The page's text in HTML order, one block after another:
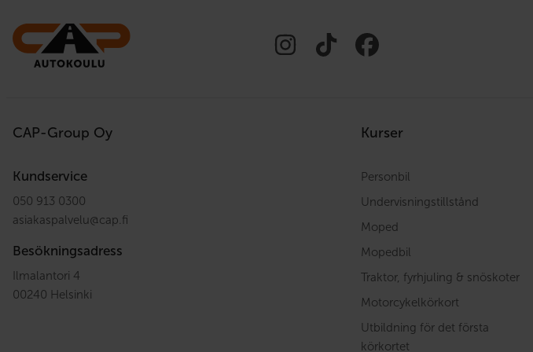
CAP-Group Oy
Kundservice
050 913 0300
asiakaspalvelu@cap.fi
Besökningsadress
Ilmalantori 4
00240 Helsinki
Kurser
Personbil
Undervisningstillstånd
Moped
Mopedbil
Traktor, fyrhjuling & snöskoter
Motorcykelkörkort
Utbildning för det första
körkortet